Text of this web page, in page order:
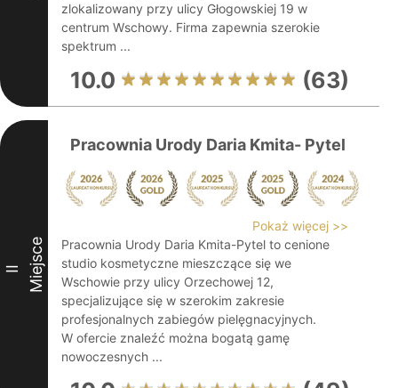
zlokalizowany przy ulicy Głogowskiej 19 w
centrum Wschowy. Firma zapewnia szerokie
spektrum ...
10.0 (63)
II Miejsce
Pracownia Urody Daria Kmita- Pytel
Pokaż więcej >>
Pracownia Urody Daria Kmita-Pytel to cenione
studio kosmetyczne mieszczące się we
Wschowie przy ulicy Orzechowej 12,
specjalizujące się w szerokim zakresie
profesjonalnych zabiegów pielęgnacyjnych.
W ofercie znaleźć można bogatą gamę
nowoczesnych ...